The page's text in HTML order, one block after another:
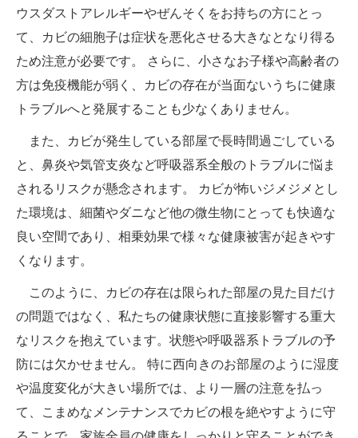
ウスダストアレルギーやぜんそくをお持ちの方にとっ
て、カビの細胞子は症状を悪化させる大きなとなり得る
ため注意が必要です。 さらに、小さなお子様や高齢者の
方は免疫機能が弱く、カビの存在が当面ないうちに健康
トラブルへと発展することも少なくありません。
また、カビが発生している部屋で長時間過ごしている
と、鼻炎や気管支炎など呼吸器系全般のトラブルに悩ま
されるリスクが懸念されます。 カビが怖いジメジメとし
た環境は、細菌やダニなど他の微生物にとっても快適な
良い空間であり、相乗効果で様々な健康被害が起きやす
くなります。
このように、カビの存在は限られた部屋の見た目だけ
の問題ではなく、私たちの健康状態に直接影響する重大
なリスクを抱えています。状態や呼吸器系トラブルの予
防には欠かせません。 特に西向きのお部屋のように湿度
や温度変化が大きい場所では、より一層の注意を払っ
て、こまめなメンテナンスでカビの根を絶やすように守